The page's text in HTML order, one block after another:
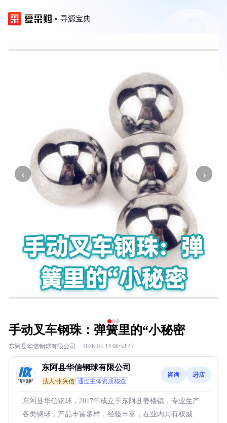
寻源宝典
‹ ›
手动叉车钢珠：弹簧里的“小秘密
东阿县华信钢球有限公司 · 2026-03-14 00:53:47
东阿县华信钢球有限公司
法人:张兴信 通过主体资质核查
咨询 进店
东阿县华信钢球，2017年成立于东阿县姜楼镇，专业生产
各类钢球，产品丰富多样，经验丰富，在业内具有权威